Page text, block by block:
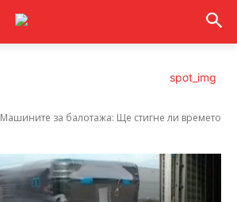
Машините за балотажа: Ще стигне ли времето